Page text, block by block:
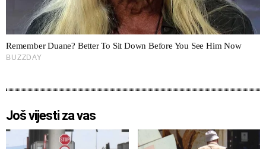
Još vijesti za vas